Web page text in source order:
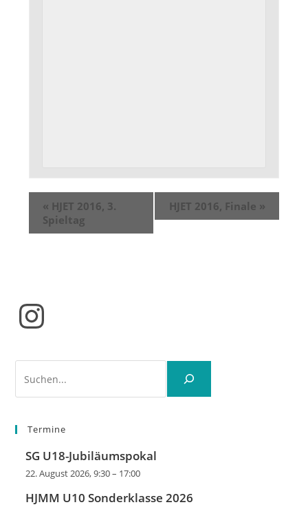
« HJET 2016, 3.
Spieltag
HJET 2016, Finale »
Instagram
Termine
SG U18-Jubiläumspokal
22. August 2026, 9:30– 17:00
HJMM U10 Sonderklasse 2026